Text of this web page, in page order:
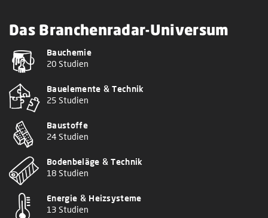
Das Branchenradar-Universum
Bauchemie
20 Studien
Bauelemente & Technik
25 Studien
Baustoffe
24 Studien
Bodenbeläge & Technik
18 Studien
Energie & Heizsysteme
13 Studien